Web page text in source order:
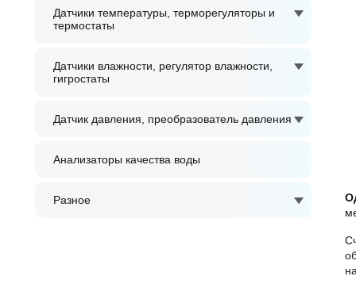
Датчики температуры, терморегуляторы и
термостаты
Датчики влажности, регулятор влажности,
гигростаты
Датчик давления, преобразователь давления
Анализаторы качества воды
Разное